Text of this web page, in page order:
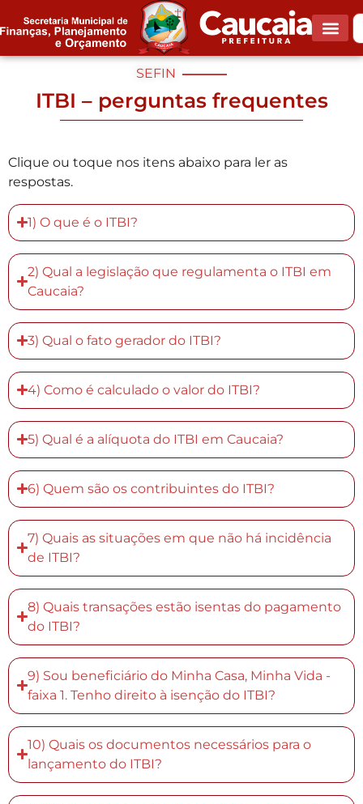
SEFIN
ITBI – perguntas frequentes
Clique ou toque nos itens abaixo para ler as
respostas.
1) O que é o ITBI?
2) Qual a legislação que regulamenta o ITBI em
Caucaia?
3) Qual o fato gerador do ITBI?
4) Como é calculado o valor do ITBI?
5) Qual é a alíquota do ITBI em Caucaia?
6) Quem são os contribuintes do ITBI?
7) Quais as situações em que não há incidência
de ITBI?
8) Quais transações estão isentas do pagamento
do ITBI?
9) Sou beneficiário do Minha Casa, Minha Vida -
faixa 1. Tenho direito à isenção do ITBI?
10) Quais os documentos necessários para o
lançamento do ITBI?